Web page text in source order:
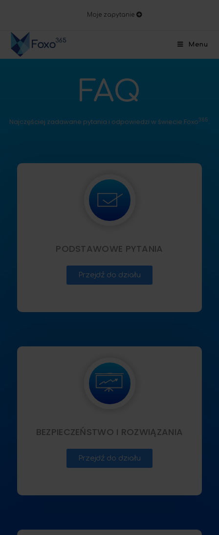
Moje zapytanie
Menu
FAQ
Najczęściej zadawane pytania i odpowiedzi w świecie Foxo365.
PODSTAWOWE PYTANIA
Przejdź do działu
BEZPIECZEŃSTWO I ROZWIĄZANIA
Przejdź do działu